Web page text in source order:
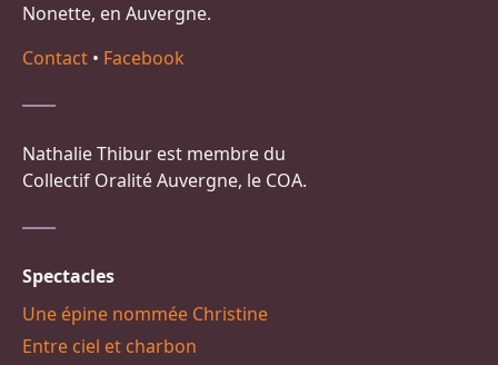
Nonette, en Auvergne.
Contact • Facebook
Nathalie Thibur est membre du
Collectif Oralité Auvergne, le COA.
Spectacles
Une épine nommée Christine
Entre ciel et charbon